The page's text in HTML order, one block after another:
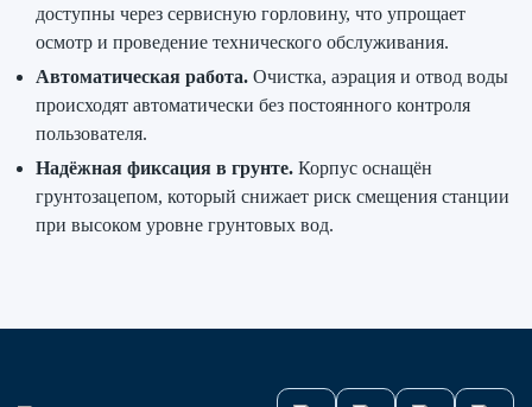
доступны через сервисную горловину, что упрощает
осмотр и проведение технического обслуживания.
Автоматическая работа. Очистка, аэрация и отвод воды
происходят автоматически без постоянного контроля
пользователя.
Надёжная фиксация в грунте. Корпус оснащён
грунтозацепом, который снижает риск смещения станции
при высоком уровне грунтовых вод.